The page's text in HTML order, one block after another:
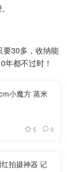
要30多，收纳能
都不过时！
小魔方 蒸米
5 0
拍摄神器 记